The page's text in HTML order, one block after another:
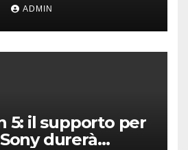
ADMIN
5: il supporto per
durerà